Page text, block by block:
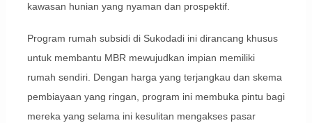
kawasan hunian yang nyaman dan prospektif.
Program rumah subsidi di Sukodadi ini dirancang khusus
untuk membantu MBR mewujudkan impian memiliki
rumah sendiri. Dengan harga yang terjangkau dan skema
pembiayaan yang ringan, program ini membuka pintu bagi
mereka yang selama ini kesulitan mengakses pasar